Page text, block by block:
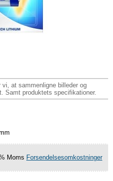
at sammenligne billeder og
Samt produktets specifikationer.
Moms Forsendelsesomkostninger